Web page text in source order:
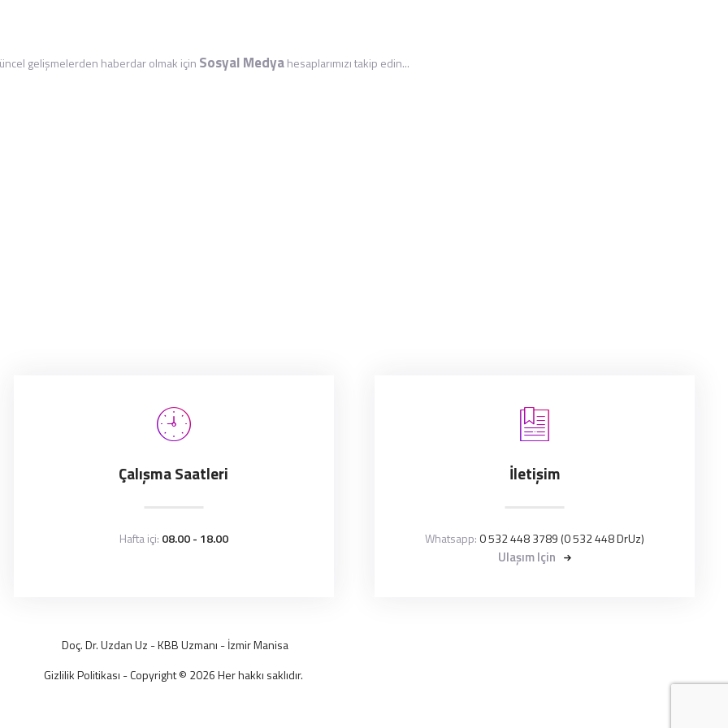
gelişmelerden haberdar olmak için Sosyal Medyahesaplarımızı takip edin...
Çalışma Saatleri
Hafta içi: 08.00 - 18.00
İletişim
Whatsapp: 0 532 448 3789 (0 532 448 DrUz)
Ulaşım Için
Doç. Dr. Uzdan Uz - KBB Uzmanı -İzmirManisa
Gizlilik Politikası - Copyright © 2026 Her hakkı saklıdır.